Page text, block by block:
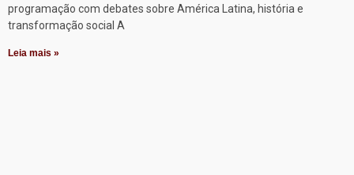
programação com debates sobre América Latina, história e
transformação social A
Leia mais »